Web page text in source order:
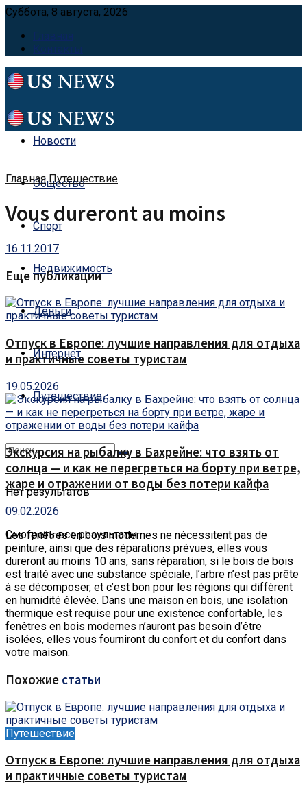
Суббота, 8 августа, 2026
Главная
Контакты
Новости
Общество
Спорт
Недвижимость
Деньги
Интернет
Путешествие
Нет результатов
Смотреть все результаты
Главная Путешествие
Vous dureront au moins
16.11.2017
Еще публикации
Отпуск в Европе: лучшие направления для отдыха
и практичные советы туристам
19.05.2026
Экскурсия на рыбалку в Бахрейне: что взять от
солнца — и как не перегреться на борту при ветре,
жаре и отражении от воды без потери кайфа
09.02.2026
Les fenêtres en bois modernes ne nécessitent pas de
peinture, ainsi que des réparations prévues, elles vous
dureront au moins 10 ans, sans réparation, si le bois de bois
est traité avec une substance spéciale, l’arbre n’est pas prête
à se décomposer, et c’est bon pour les régions qui diffèrent
en humidité élevée. Dans une maison en bois, une isolation
thermique est requise pour une existence confortable, les
fenêtres en bois modernes n’auront pas besoin d’être
isolées, elles vous fourniront du confort et du confort dans
votre maison.
Похожие статьи
Путешествие
Отпуск в Европе: лучшие направления для отдыха
и практичные советы туристам